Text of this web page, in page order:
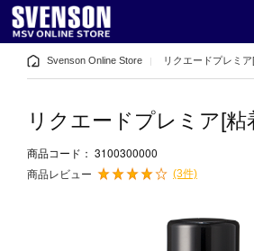
Svenson Online Store リクエードプレミ
リクエードプレミア[粘
商品コード： 3100300000
商品レビュー (3件)